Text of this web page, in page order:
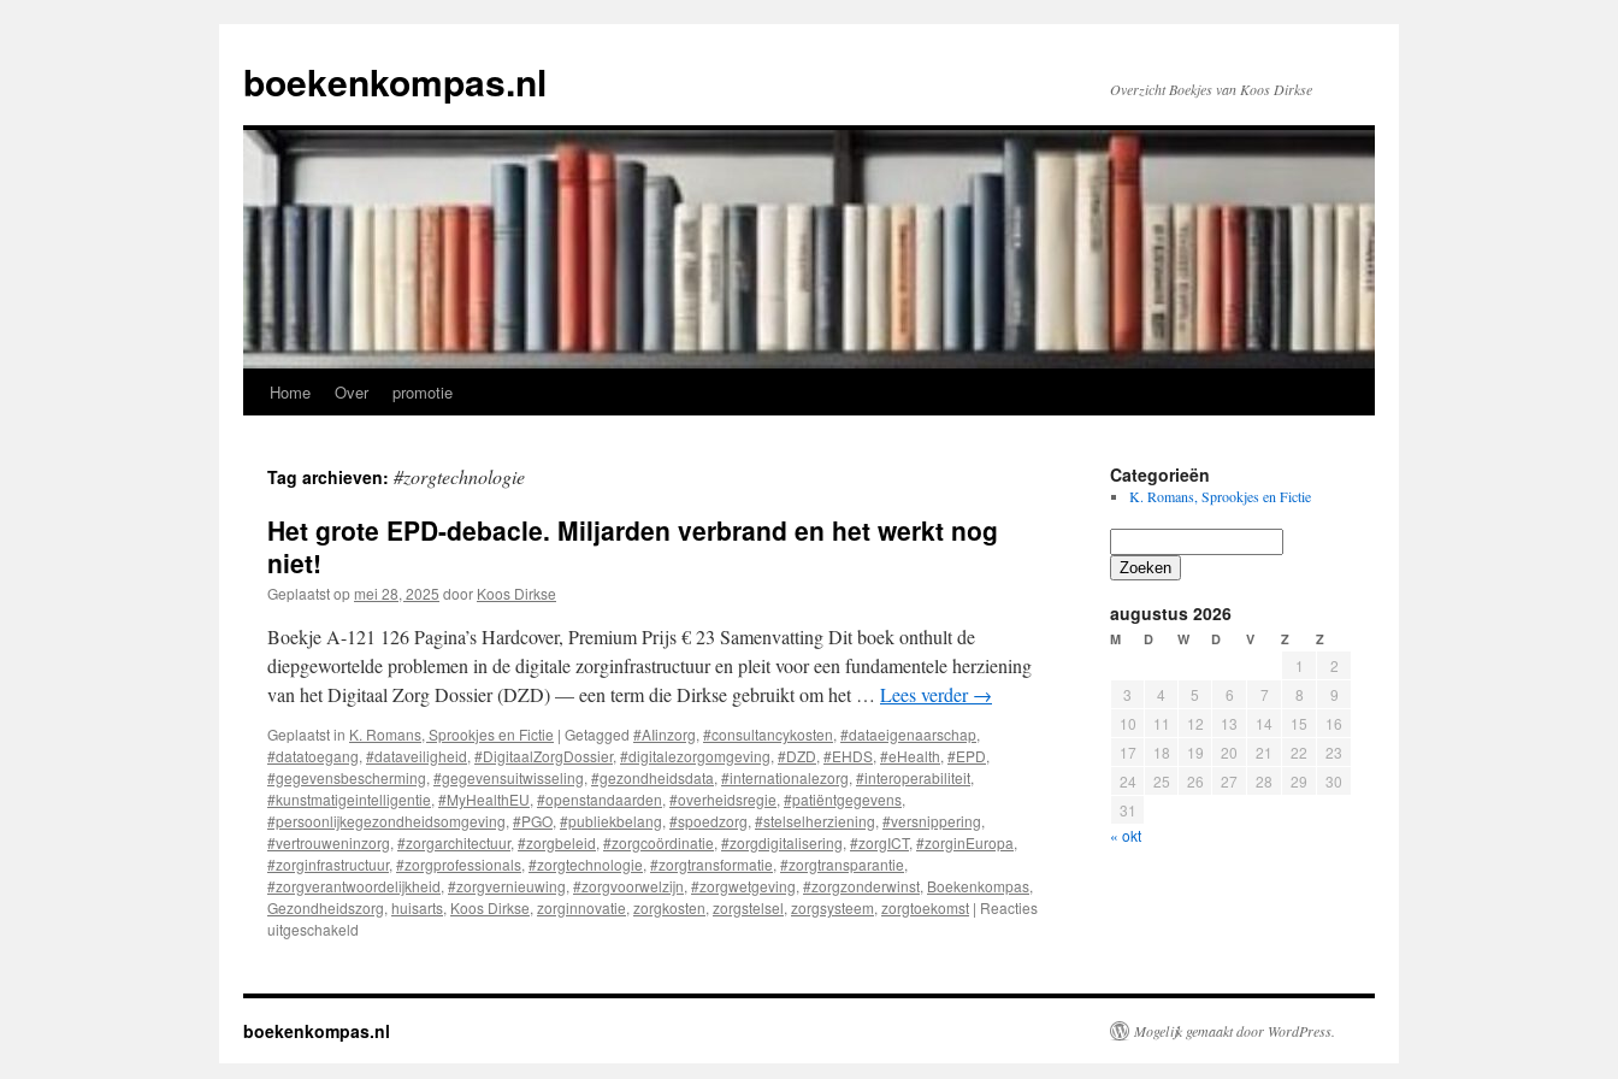
de
inhoud
boekenkompas.nl Overzicht Boekjes van Koos Dirkse
Home Over promotie
Tag archieven: #zorgtechnologie
Het grote EPD-debacle. Miljarden verbrand en het werkt nog
niet!
Geplaatst op mei 28, 2025 door Koos Dirkse
Boekje A-121 126 Pagina’s Hardcover, Premium Prijs € 23 Samenvatting Dit boek onthult de
diepgewortelde problemen in de digitale zorginfrastructuur en pleit voor een fundamentele herziening
van het Digitaal Zorg Dossier (DZD) — een term die Dirkse gebruikt om het … Lees verder→
Geplaatst in K. Romans, Sprookjes en Fictie | Getagged #AIinzorg, #consultancykosten, #dataeigenaarschap,
#datatoegang, #dataveiligheid, #DigitaalZorgDossier, #digitalezorgomgeving, #DZD, #EHDS, #eHealth, #EPD,
#gegevensbescherming, #gegevensuitwisseling, #gezondheidsdata, #internationalezorg, #interoperabiliteit,
#kunstmatigeintelligentie, #MyHealthEU, #openstandaarden, #overheidsregie, #patiëntgegevens,
#persoonlijkegezondheidsomgeving, #PGO, #publiekbelang, #spoedzorg, #stelselherziening, #versnippering,
#vertrouweninzorg, #zorgarchitectuur, #zorgbeleid, #zorgcoördinatie, #zorgdigitalisering, #zorgICT, #zorginEuropa,
#zorginfrastructuur, #zorgprofessionals, #zorgtechnologie, #zorgtransformatie, #zorgtransparantie,
#zorgverantwoordelijkheid, #zorgvernieuwing, #zorgvoorwelzijn, #zorgwetgeving, #zorgzonderwinst, Boekenkompas,
Gezondheidszorg, huisarts, Koos Dirkse, zorginnovatie, zorgkosten, zorgstelsel, zorgsysteem, zorgtoekomst | Reacties
uitgeschakeld
EPD-
Miljarden
Categorieën
K. Romans, Sprookjes en Fictie
Zoeken
augustus 2026
M D W D V Z Z
1
2
3
4 5 6 7 8
9
10
11 12 13 14 15
16
17
18 19 20 21 22
23
24
25 26 27 28 29
30
31
« okt
boekenkompas.nl Mogelijk gemaakt door WordPress.